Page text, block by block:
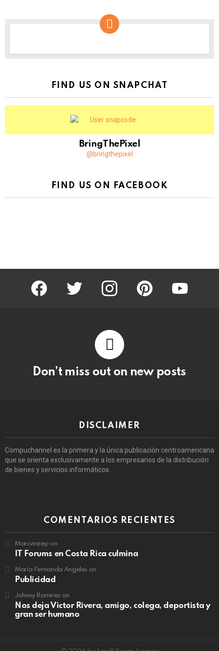
FIND US ON SNAPCHAT
BringThePixel
@bringthepixel
FIND US ON FACEBOOK
facebook twitter instagram pinterest
Don’t miss out on new posts
DISCLAIMER
Compuchannel es la primera y la única publicación centroamericana
que se orienta exclusivamente a los empresarios de la distribución
de bienes y servicios informáticos.
COMENTARIOS RECIENTES
Marsvinzep on
IT Forums en Costa Rica culmina
María Fernanda Angeles on
Publicidad
Johnny Ramirezon
Nos deja Victor Rivera, amigo, colega, deportista y
gran ser humano